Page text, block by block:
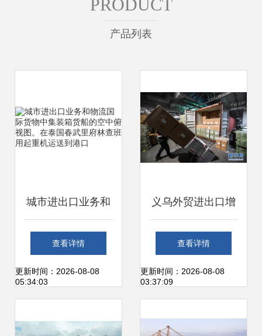
PRODUCT
产品列表
城市进出口业务和
物流国际货物中集
装箱货船的空中俯
查看详情
更新时间：2026-08-08
05:34:03
义乌外贸进出口增
速显著 “一带一
路”沿线国家占比提
查看详情
更新时间：2026-08-08
03:37:09